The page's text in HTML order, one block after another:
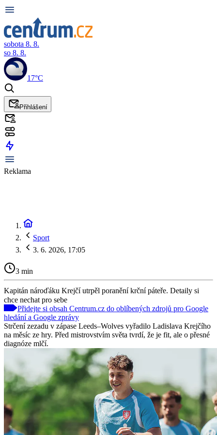
sobota 8. 8.
so 8. 8.
17°C
Přihlášení
Reklama
Sport
3. 6. 2026, 17:05
3 min
Kapitán nároďáku Krejčí utrpěl poranění krční páteře. Detaily si
chce nechat pro sebe
Přidejte si obsah Centrum.cz do oblíbených zdrojů pro Google
hledání a Google zprávy
Strčení zezadu v zápase Leeds–Wolves vyřadilo Ladislava Krejčího
na měsíc ze hry. Před mistrovstvím světa tvrdí, že je fit, ale o přesné
diagnóze mlčí.